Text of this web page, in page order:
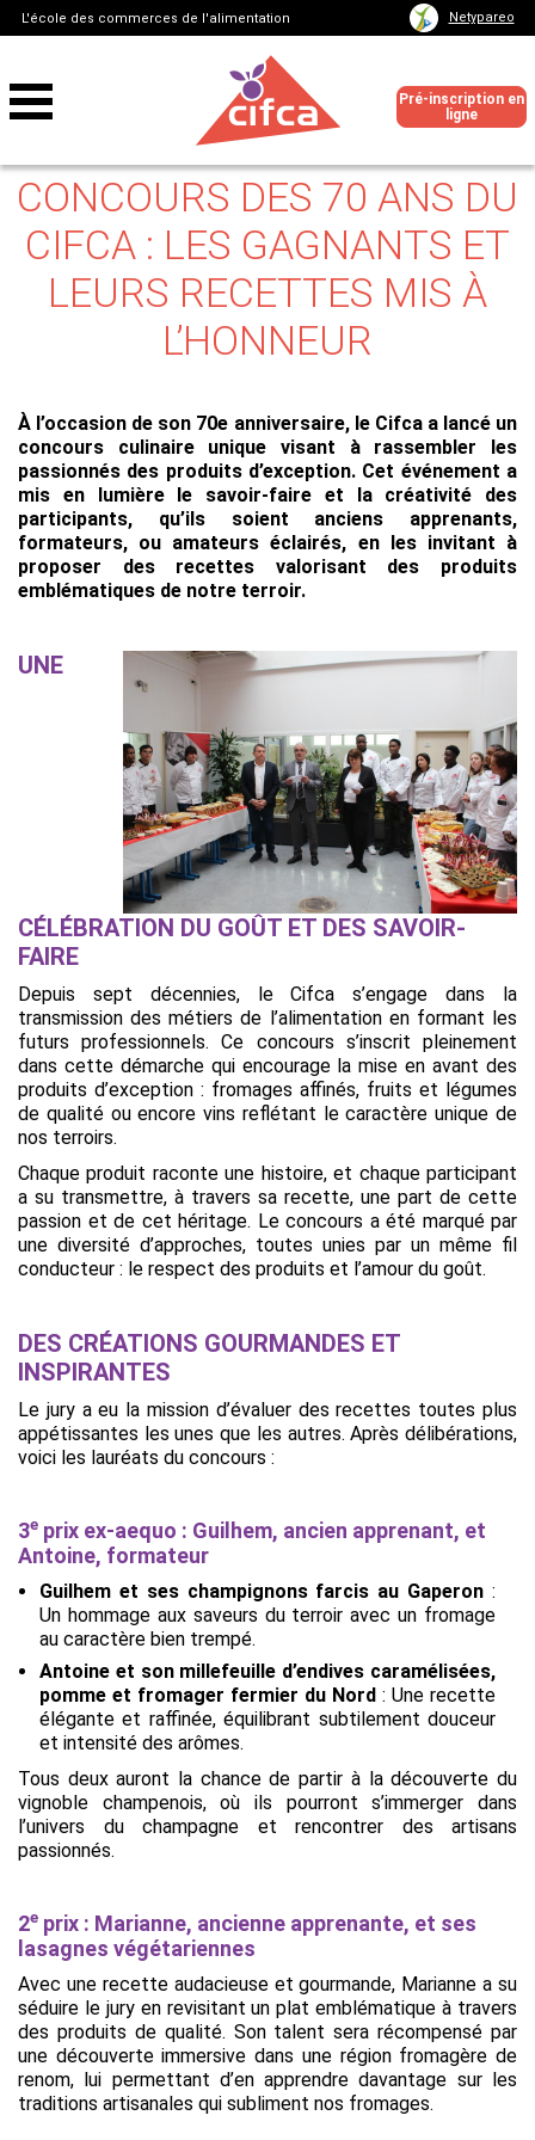
L'école des commerces de l'alimentation Netypareo
Pré-inscription en
ligne
CONCOURS DES 70 ANS DU
CIFCA : LES GAGNANTS ET
LEURS RECETTES MIS À
L’HONNEUR
À l’occasion de son 70e anniversaire, le Cifca a lancé un
concours culinaire unique visant à rassembler les
passionnés des produits d’exception. Cet événement a
mis en lumière le savoir-faire et la créativité des
participants, qu’ils soient anciens apprenants,
formateurs, ou amateurs éclairés, en les invitant à
proposer des recettes valorisant des produits
emblématiques de notre terroir.
UNE
CÉLÉBRATION DU GOÛT ET DES SAVOIR-
FAIRE
Depuis sept décennies, le Cifca s’engage dans la
transmission des métiers de l’alimentation en formant les
futurs professionnels. Ce concours s’inscrit pleinement
dans cette démarche qui encourage la mise en avant des
produits d’exception : fromages affinés, fruits et légumes
de qualité ou encore vins reflétant le caractère unique de
nos terroirs.
Chaque produit raconte une histoire, et chaque participant
a su transmettre, à travers sa recette, une part de cette
passion et de cet héritage. Le concours a été marqué par
une diversité d’approches, toutes unies par un même fil
conducteur : le respect des produits et l’amour du goût.
DES CRÉATIONS GOURMANDES ET
INSPIRANTES
Le jury a eu la mission d’évaluer des recettes toutes plus
appétissantes les unes que les autres. Après délibérations,
voici les lauréats du concours :
3e prix ex-aequo : Guilhem, ancien apprenant, et
Antoine, formateur
Guilhem et ses champignons farcis au Gaperon :
Un hommage aux saveurs du terroir avec un fromage
au caractère bien trempé.
Antoine et son millefeuille d’endives caramélisées,
pomme et fromager fermier du Nord : Une recette
élégante et raffinée, équilibrant subtilement douceur
et intensité des arômes.
Tous deux auront la chance de partir à la découverte du
vignoble champenois, où ils pourront s’immerger dans
l’univers du champagne et rencontrer des artisans
passionnés.
2e prix : Marianne, ancienne apprenante, et ses
lasagnes végétariennes
Avec une recette audacieuse et gourmande, Marianne a su
séduire le jury en revisitant un plat emblématique à travers
des produits de qualité. Son talent sera récompensé par
une découverte immersive dans une région fromagère de
renom, lui permettant d’en apprendre davantage sur les
traditions artisanales qui subliment nos fromages.